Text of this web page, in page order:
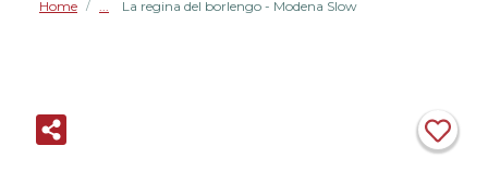
Home / La regina del borlengo - Modena Slow